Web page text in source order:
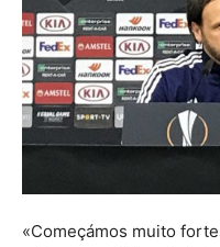
«Começámos muito